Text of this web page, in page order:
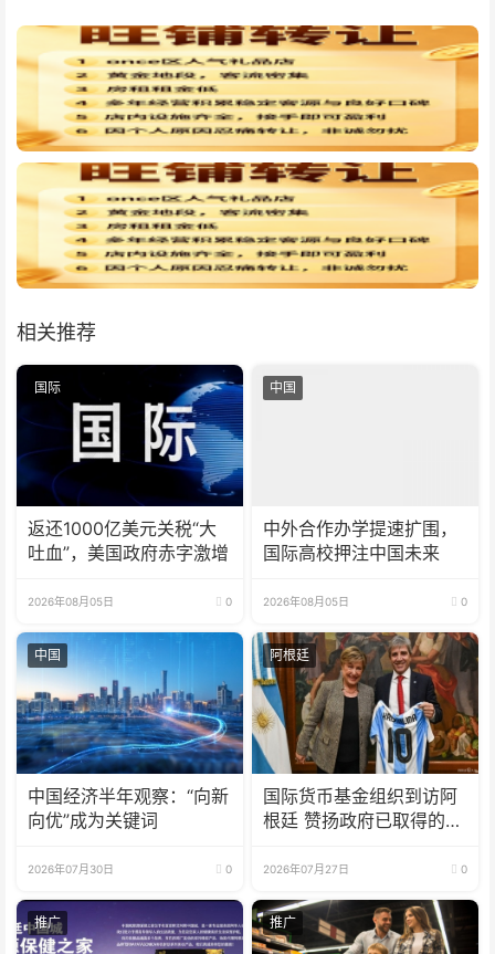
相关推荐
国际
返还1000亿美元关税“大
吐血”，美国政府赤字激增
2026年08月05日 0
中国
中外合作办学提速扩围，
国际高校押注中国未来
2026年08月05日 0
中国
中国经济半年观察：“向新
向优”成为关键词
2026年07月30日 0
阿根廷
国际货币基金组织到访阿
根廷 赞扬政府已取得的成
2026年07月27日 0
推广 推广